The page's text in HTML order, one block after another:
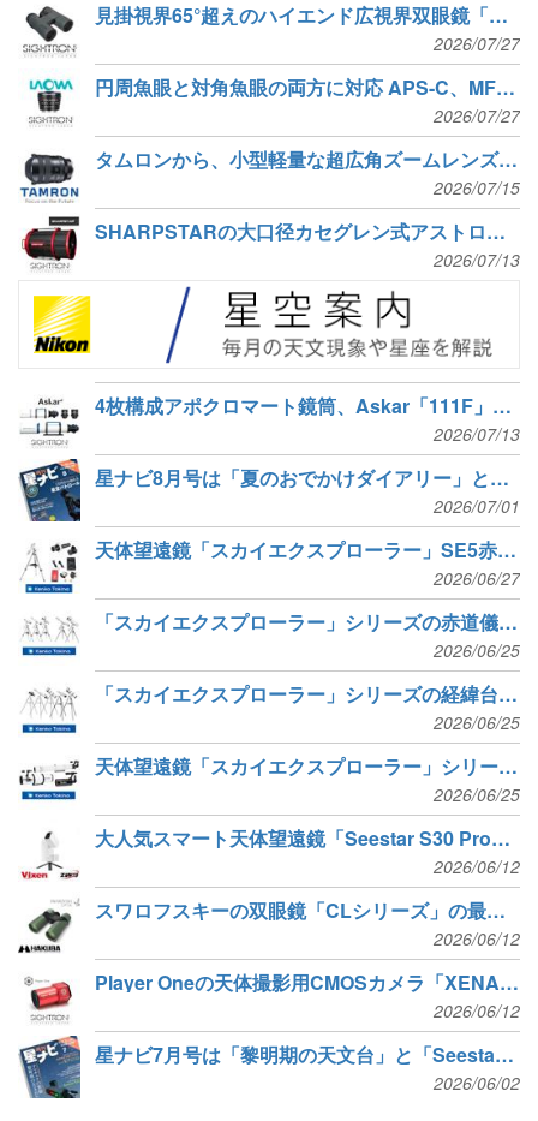
見掛視界65°超えのハイエンド広視界双眼鏡「SIGHTRON SV632ED SWA」新発売
2026/07/27
円周魚眼と対角魚眼の両方に対応 APS-C、MFTセンサー用ズームフィッシュアイレンズ
2026/07/27
タムロンから、小型軽量な超広角ズームレンズ「12-20mm F2.8」が新発売
2026/07/15
SHARPSTARの大口径カセグレン式アストログラフ「SCA310」が新発売
2026/07/13
4枚構成アポクロマート鏡筒、Askar「111F」「131F」と専用補正レンズ2種が新発売
2026/07/13
星ナビ8月号は「夏のおでかけダイアリー」と「ネットワークカメラで火球をゲット」
2026/07/01
天体望遠鏡「スカイエクスプローラー」SE5赤道儀とオプションが新発売
2026/06/27
「スカイエクスプローラー」シリーズの赤道儀セット5種が新発売
2026/06/25
「スカイエクスプローラー」シリーズの経緯台セット5種が新発売
2026/06/25
天体望遠鏡「スカイエクスプローラー」シリーズから鏡筒3種が新発売
2026/06/25
大人気スマート天体望遠鏡「Seestar S30 Pro」受注再開
2026/06/12
スワロフスキーの双眼鏡「CLシリーズ」の最新モデル2種が新発売
2026/06/12
Player Oneの天体撮影用CMOSカメラ「XENA 585M」が新発売
2026/06/12
星ナビ7月号は「黎明期の天文台」と「Seestar S30 Pro」
2026/06/02